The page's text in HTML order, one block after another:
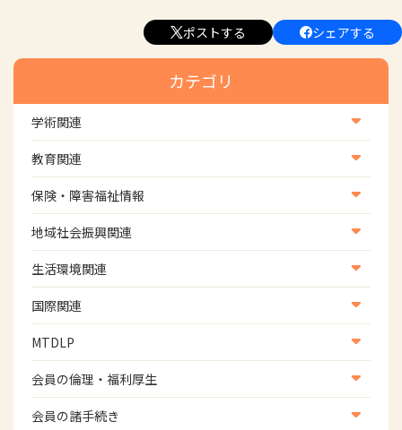
ポストする シェアする
カテゴリ
学術関連
学術・研究
学会
学術誌
教育関連
養成教育
生涯教育
研修会
協会認定資格試験・審査会情報
保険・障害福祉情報
医療保険情報
介護保険情報
児童福祉・障害福祉情報
地域社会振興関連
地域社会振興部地域事業支援課【認知症対策班】
地域社会振興部地域事業支援課【地域包括ケア推進班】
地域社会振興部地域事業支援課【運転と地域移動推進
班】
スポーツ振興関連
災害対策関連
生活環境関連
生活環境・福祉用具支援
国際関連
国際関連
WFOT等海外関連情報
MTDLP
MTDLP室
会員の倫理・福利厚生
会員向け団体保険のご案内
会員の諸手続き